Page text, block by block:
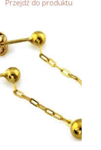
Przejdź do produktu